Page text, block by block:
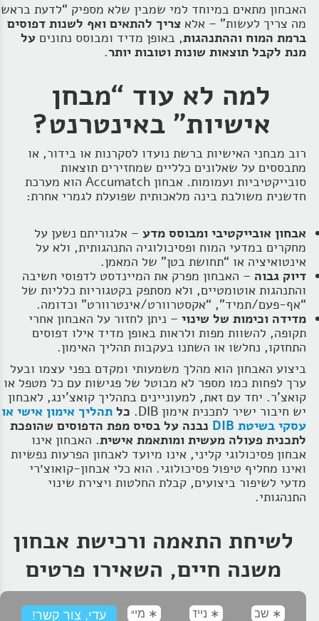
האבחון מתאים במיוחד למי שמבין שלא מספיק “לדעת בראש
מה צריך לעשות” – אלא צריך להתאים ואף לשנות דפוסים
ברמת המוח וההתנהגות, באופן מדיד ומבוסס נתונים על
מנת לקבל תוצאות שונות וטובות יותר.
למה לא עוד “מבחן
אישיות” באינטרנט?
רוב מבחני האישיות ברשת נועדו לסקרנות או בידור, או
מתבססים על שאלונים כלליים שמחזירים תוצאות
סובייקטיביות ועמומות. אבחון Accumatch הוא מערכת
חדשנית משולבת בינה מלאכותית שפועלת לגמרי אחרת:
אבחון אובייקטיבי ומבוסס מדע – אלגוריתם נשען על
מחקרים במדעי המוח ופסיכולוגיה התנהגותית, ולא על
אינטואיציה או “תחושת בטן” של המאמן.
דיוק גבוה – האבחון מפרק את המיינדסט לדפוסי חשיבה
והתנהגות אוטומטיים, ולא מסתפק בקטגוריות כלליות של
“אף‑פעם/תמיד”, “אקסטרוורט/אינטרוורט” וכדומה.
מדידה וכימות של שינוי – ניתן לחזור על האבחון אחרי
תקופה, להשוות מפות ולראות באופן מדיד אילו דפוסים
התחזקו, נחלשו או השתנו בעקבות תהליך האימון.
ביצוע האבחון הוא מהלך משמעותי ומקדם בפני עצמו ובעל
ערך לפחות כמו מספר לא מבוטל של פגישות עם כל מטפל או
קואצ'ר. יחד עם זאת, למעוניינים בתהליך קואצ'ינג, לאבחון
יש חיבור ישיר לתכנית אימון DIB.
כל תהליך אימון אישי או
עסקי בשיטת DIB
נבנה על בסיס מפת הדפוסים שהופכת
לתכנית פעולה מעשית ומותאמת אישית. האבחון אינו
אבחון פסיכולוגי קליני, אינו מיועד לאבחון הפרעות נפשיות
ואינו מחליף טיפול פסיכולוגי. הוא כלי אבחון‑קואוצ׳רי
מדעי לשיפור ביצועים, קבלת החלטות ויצירת שינוי
התנהגותי.
לשיחת התאמה ורכישת אבחון
משנה חיים, השאירו פרטים